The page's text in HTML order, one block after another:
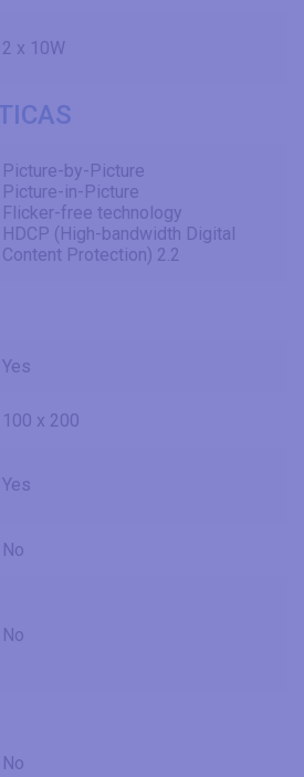
2 x 10W
Picture-by-Picture
Picture-in-Picture
Flicker-free technology
HDCP (High-bandwidth Digital
Content Protection) 2.2
Yes
100 x 200
Yes
No
No
No